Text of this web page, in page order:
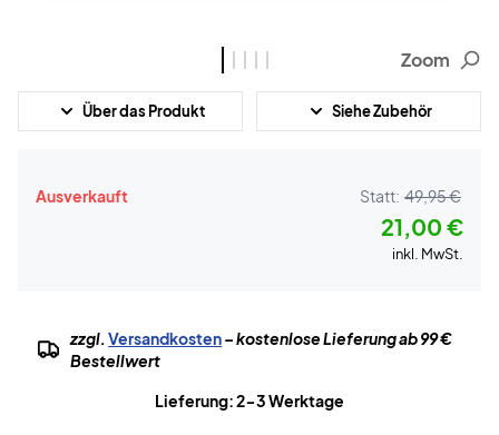
Zoom
Über das Produkt Siehe Zubehör
Ausverkauft Statt: 49,95 €
21,00 €
inkl. MwSt.
zzgl.Versandkosten– kostenlose Lieferung ab 99 €
Bestellwert
Lieferung: 2-3 Werktage